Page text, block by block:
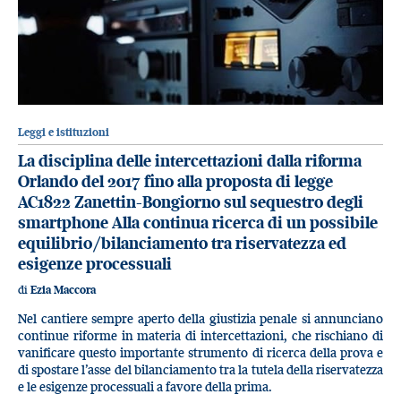
Leggi e istituzioni
La disciplina delle intercettazioni dalla riforma
Orlando del 2017 fino alla proposta di legge
AC1822 Zanettin-Bongiorno sul sequestro degli
smartphone Alla continua ricerca di un possibile
equilibrio/bilanciamento tra riservatezza ed
esigenze processuali
di Ezia Maccora
Nel cantiere sempre aperto della giustizia penale si annunciano
continue riforme in materia di intercettazioni, che rischiano di
vanificare questo importante strumento di ricerca della prova e
di spostare l’asse del bilanciamento tra la tutela della riservatezza
e le esigenze processuali a favore della prima.